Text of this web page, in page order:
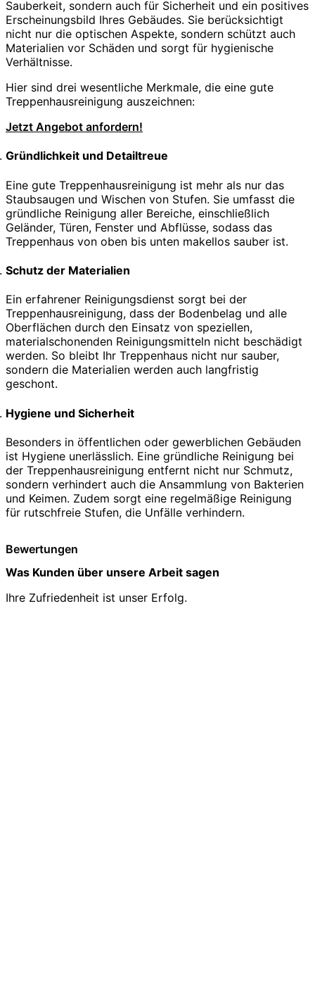
Sauberkeit, sondern auch für Sicherheit und ein positives
Erscheinungsbild Ihres Gebäudes. Sie berücksichtigt
nicht nur die optischen Aspekte, sondern schützt auch
Materialien vor Schäden und sorgt für hygienische
Verhältnisse.
Hier sind drei wesentliche Merkmale, die eine gute
Treppenhausreinigung auszeichnen:
Jetzt Angebot anfordern!
Gründlichkeit und Detailtreue
Eine gute Treppenhausreinigung ist mehr als nur das
Staubsaugen und Wischen von Stufen. Sie umfasst die
gründliche Reinigung aller Bereiche, einschließlich
Geländer, Türen, Fenster und Abflüsse, sodass das
Treppenhaus von oben bis unten makellos sauber ist.
Schutz der Materialien
Ein erfahrener Reinigungsdienst sorgt bei der
Treppenhausreinigung, dass der Bodenbelag und alle
Oberflächen durch den Einsatz von speziellen,
materialschonenden Reinigungsmitteln nicht beschädigt
werden. So bleibt Ihr Treppenhaus nicht nur sauber,
sondern die Materialien werden auch langfristig
geschont.
Hygiene und Sicherheit
Besonders in öffentlichen oder gewerblichen Gebäuden
ist Hygiene unerlässlich. Eine gründliche Reinigung bei
der Treppenhausreinigung entfernt nicht nur Schmutz,
sondern verhindert auch die Ansammlung von Bakterien
und Keimen. Zudem sorgt eine regelmäßige Reinigung
für rutschfreie Stufen, die Unfälle verhindern.
Bewertungen
Was Kunden über unsere Arbeit sagen
Ihre Zufriedenheit ist unser Erfolg.